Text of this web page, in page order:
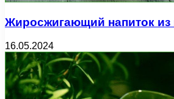
Жиросжигающий напиток из
16.05.2024